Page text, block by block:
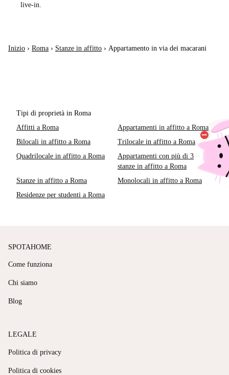
live-in.
Inizio › Roma › Stanze in affitto › Appartamento in via dei macarani
Tipi di proprietà in Roma
Affitti a Roma
Appartamenti in affitto a Roma
Bilocali in affitto a Roma
Trilocale in affitto a Roma
Quadrilocale in affitto a Roma
Appartamenti con più di 3
stanze in affitto a Roma
Stanze in affitto a Roma
Monolocali in affitto a Roma
Residenze per studenti a Roma
SPOTAHOME
Come funziona
Chi siamo
Blog
LEGALE
Politica di privacy
Politica di cookies